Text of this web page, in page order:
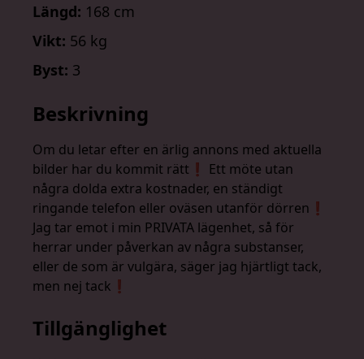
Längd: 168 cm
Vikt: 56 kg
Byst: 3
Beskrivning
Om du letar efter en ärlig annons med aktuella
bilder har du kommit rätt❗️ Ett möte utan
några dolda extra kostnader, en ständigt
ringande telefon eller oväsen utanför dörren❗️
Jag tar emot i min PRIVATA lägenhet, så för
herrar under påverkan av några substanser,
eller de som är vulgära, säger jag hjärtligt tack,
men nej tack❗️
Tillgänglighet